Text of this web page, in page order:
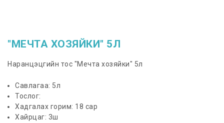
"МЕЧТА ХОЗЯЙКИ" 5Л
Наранцэцгийн тос "Мечта хозяйки" 5л
Савлагаа: 5л
Тослог:
Хадгалах горим: 18 сар
Хайрцаг: 3ш